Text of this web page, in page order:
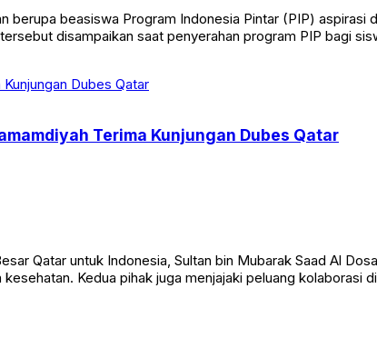
beasiswa Program Indonesia Pintar (PIP) aspirasi
disampaikan saat penyerahan program PIP bagi
Terima Kunjungan Dubes Qatar
Qatar untuk Indonesia, Sultan bin Mubarak Saad Al
Kedua pihak juga menjajaki peluang kolaborasi